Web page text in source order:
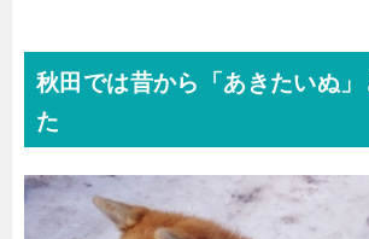
秋田では昔から「あきたいぬ
た